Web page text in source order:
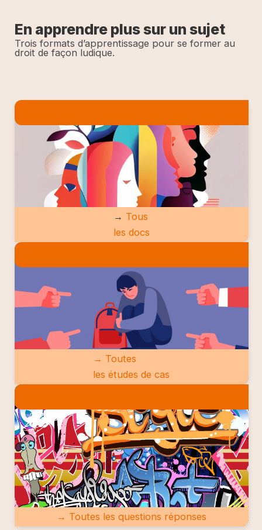
En apprendre plus sur un sujet
Trois formats d’apprentissage pour se former au
droit de façon ludique.
→ Tous
les docs
→ Toutes
les études de cas
→ Toutes les questions réponses